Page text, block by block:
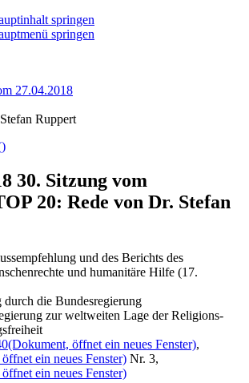
springen
springen
27.04.2018
Ruppert
30. Sitzung vom
20: Rede von Dr. Stefan
und des Berichts des
und humanitäre Hilfe (17.
die Bundesregierung
zur weltweiten Lage der Religions-
(Dokument, öffnet ein neues Fenster),
ein neues Fenster) Nr. 3,
ein neues Fenster)